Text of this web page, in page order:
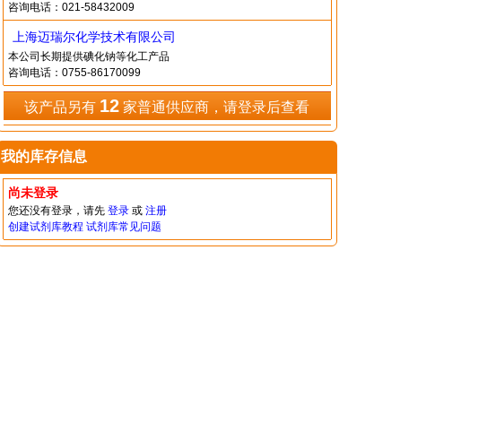
咨询电话：021-58432009
上海迈瑞尔化学技术有限公司
本公司长期提供碘化钠等化工产品
咨询电话：0755-86170099
该产品另有 12 家普通供应商，请登录后查看
我的库存信息
尚未登录
您还没有登录，请先 登录或 注册
创建试剂库教程 试剂库常见问题